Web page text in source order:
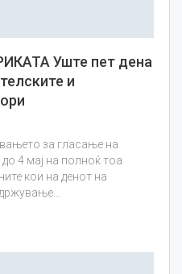
Уште пет дена
и
за гласање на
4 мај на полноќ тоа
кои на денот на